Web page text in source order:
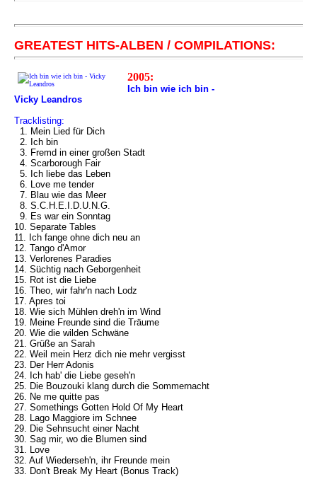
GREATEST HITS-ALBEN / COMPILATIONS:
2005:
Ich bin wie ich bin -
Vicky Leandros
Tracklisting:
1. Mein Lied für Dich
2. Ich bin
3. Fremd in einer großen Stadt
4. Scarborough Fair
5. Ich liebe das Leben
6. Love me tender
7. Blau wie das Meer
8. S.C.H.E.I.D.U.N.G.
9. Es war ein Sonntag
10. Separate Tables
11. Ich fange ohne dich neu an
12. Tango d'Amor
13. Verlorenes Paradies
14. Süchtig nach Geborgenheit
15. Rot ist die Liebe
16. Theo, wir fahr'n nach Lodz
17. Apres toi
18. Wie sich Mühlen dreh'n im Wind
19. Meine Freunde sind die Träume
20. Wie die wilden Schwäne
21. Grüße an Sarah
22. Weil mein Herz dich nie mehr vergisst
23. Der Herr Adonis
24. Ich hab' die Liebe geseh'n
25. Die Bouzouki klang durch die Sommernacht
26. Ne me quitte pas
27. Somethings Gotten Hold Of My Heart
28. Lago Maggiore im Schnee
29. Die Sehnsucht einer Nacht
30. Sag mir, wo die Blumen sind
31. Love
32. Auf Wiederseh'n, ihr Freunde mein
33. Don't Break My Heart (Bonus Track)